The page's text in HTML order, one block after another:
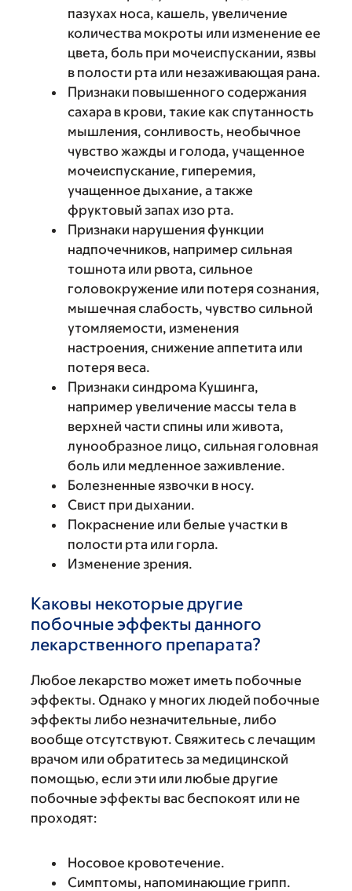
пазухах носа, кашель, увеличение
количества мокроты или изменение ее
цвета, боль при мочеиспускании, язвы
в полости рта или незаживающая рана.
Признаки повышенного содержания
сахара в крови, такие как спутанность
мышления, сонливость, необычное
чувство жажды и голода, учащенное
мочеиспускание, гиперемия,
учащенное дыхание, а также
фруктовый запах изо рта.
Признаки нарушения функции
надпочечников, например сильная
тошнота или рвота, сильное
головокружение или потеря сознания,
мышечная слабость, чувство сильной
утомляемости, изменения
настроения, снижение аппетита или
потеря веса.
Признаки синдрома Кушинга,
например увеличение массы тела в
верхней части спины или живота,
лунообразное лицо, сильная головная
боль или медленное заживление.
Болезненные язвочки в носу.
Свист при дыхании.
Покраснение или белые участки в
полости рта или горла.
Изменение зрения.
Каковы некоторые другие
побочные эффекты данного
лекарственного препарата?
Любое лекарство может иметь побочные
эффекты. Однако у многих людей побочные
эффекты либо незначительные, либо
вообще отсутствуют. Свяжитесь с лечащим
врачом или обратитесь за медицинской
помощью, если эти или любые другие
побочные эффекты вас беспокоят или не
проходят:
Носовое кровотечение.
Симптомы, напоминающие грипп.